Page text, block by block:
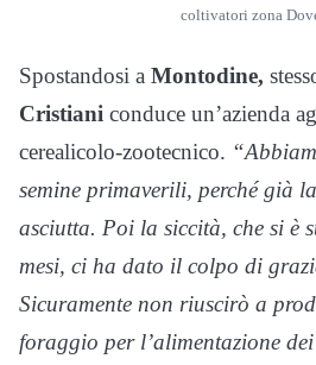
coltivatori zona
Spostandosi a Montodine,
Cristiani conduce un’azienda
cerealicolo-zootecnico.
semine primaverili, perché già
asciutta. Poi la siccità, che si è
mesi, ci ha dato il colpo di
Sicuramente non riuscirò a
foraggio per l’alimentazione